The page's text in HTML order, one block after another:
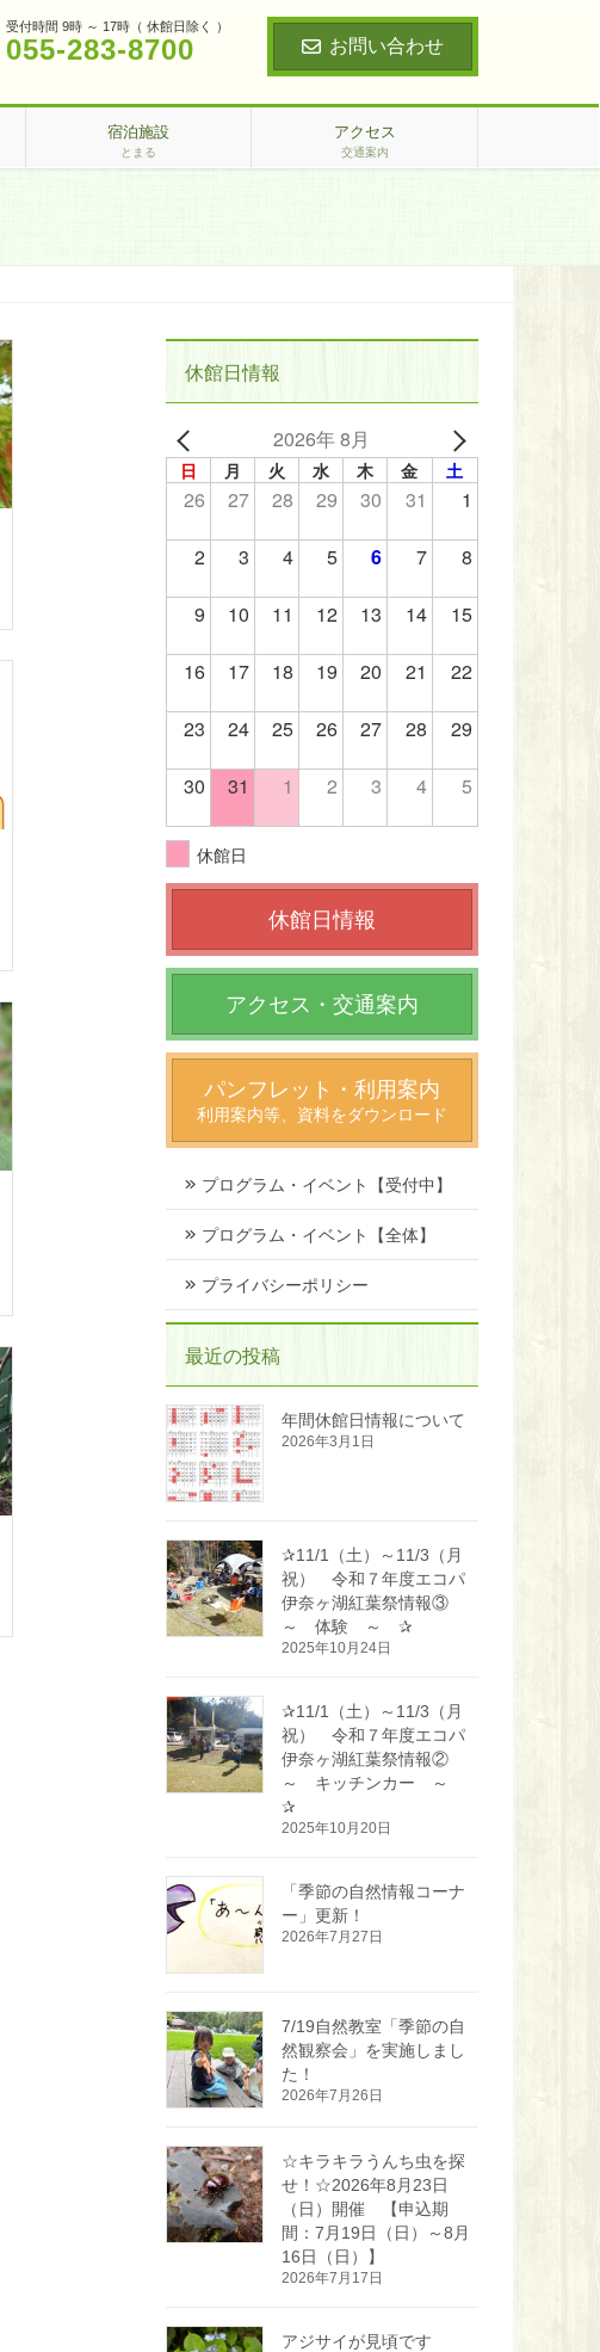
受付時間 9時 ～ 17時（ 休館日除く ）
055‐283‐8700 お問い合わせ
宿泊施設
とまる
アクセス
交通案内
休館日情報
2026年 8月
日 月 火 水 木 金 土
26 27 28 29 30 31 1
2 3 4 5 6 7 8
9 10 11 12 13 14 15
16 17 18 19 20 21 22
23 24 25 26 27 28 29
30 31 1 2 3 4 5
休館日
休館日情報
アクセス・交通案内
パンフレット・利用案内
利用案内等、資料をダウンロード
プログラム・イベント【受付中】
プログラム・イベント【全体】
プライバシーポリシー
最近の投稿
年間休館日情報について
2026年3月1日
✰11/1（土）～11/3（月
祝） 令和７年度エコパ
伊奈ヶ湖紅葉祭情報③
～ 体験 ～ ✰
2025年10月24日
✰11/1（土）～11/3（月
祝） 令和７年度エコパ
伊奈ヶ湖紅葉祭情報②
～ キッチンカー ～
✰
2025年10月20日
「季節の自然情報コーナ
ー」更新！
2026年7月27日
7/19自然教室「季節の自
然観察会」を実施しまし
た！
2026年7月26日
☆キラキラうんち虫を探
せ！☆2026年8月23日
（日）開催 【申込期
間：7月19日（日）～8月
16日（日）】
2026年7月17日
アジサイが見頃です